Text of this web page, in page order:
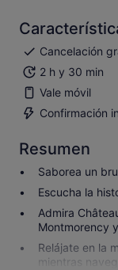
Cancelación
2 h y 30 min
Vale móvil
Confirmación
Resumen
Saborea un
Escucha la
Admira
Montmorency
Relájate en la
mientras